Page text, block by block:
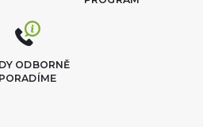
ODBORNĚ
PORADÍME